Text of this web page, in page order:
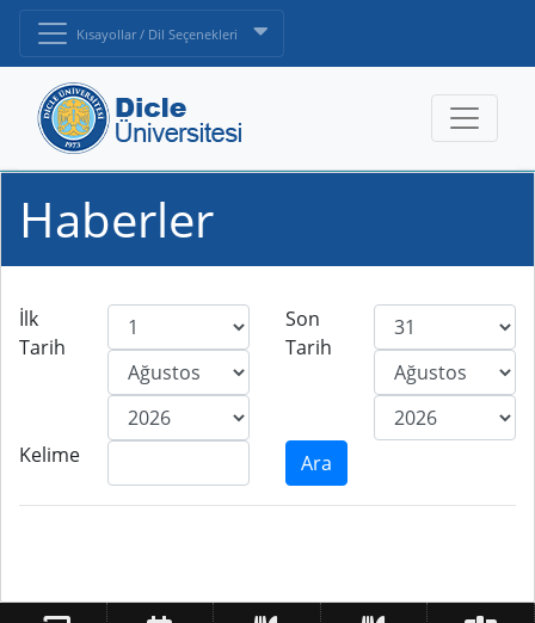
Kısayollar / Dil Seçenekleri
Haberler
İlk
Tarih
Son
Tarih
Kelime